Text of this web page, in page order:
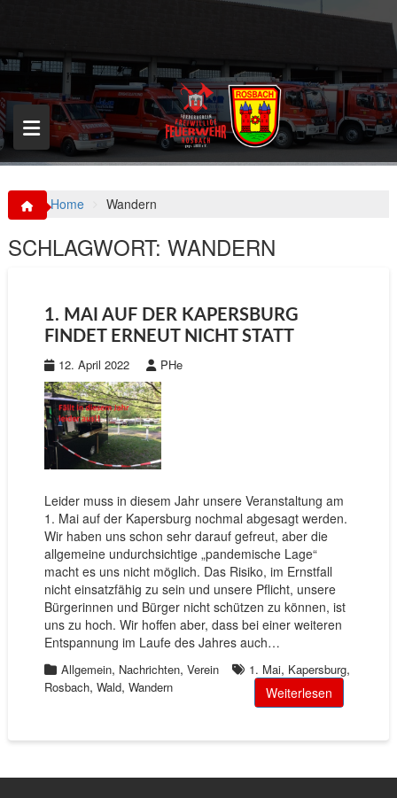
p
o
c
o
n
t
Home Wandern
SCHLAGWORT: WANDERN
1. MAI AUF DER KAPERSBURG
FINDET ERNEUT NICHT STATT
12. April 2022 PHe
Leider muss in diesem Jahr unsere Veranstaltung am
1. Mai auf der Kapersburg nochmal abgesagt werden.
Wir haben uns schon sehr darauf gefreut, aber die
allgemeine undurchsichtige „pandemische Lage“
macht es uns nicht möglich. Das Risiko, im Ernstfall
nicht einsatzfähig zu sein und unsere Pflicht, unsere
Bürgerinnen und Bürger nicht schützen zu können, ist
uns zu hoch. Wir hoffen aber, dass bei einer weiteren
Entspannung im Laufe des Jahres auch…
Allgemein, Nachrichten, Verein 1. Mai, Kapersburg,
Rosbach, Wald, Wandern Weiterlesen